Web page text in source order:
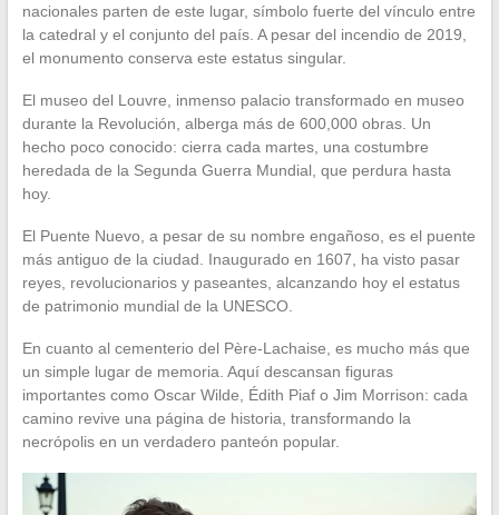
nacionales parten de este lugar, símbolo fuerte del vínculo entre
la catedral y el conjunto del país. A pesar del incendio de 2019,
el monumento conserva este estatus singular.
El museo del Louvre, inmenso palacio transformado en museo
durante la Revolución, alberga más de 600,000 obras. Un
hecho poco conocido: cierra cada martes, una costumbre
heredada de la Segunda Guerra Mundial, que perdura hasta
hoy.
El Puente Nuevo, a pesar de su nombre engañoso, es el puente
más antiguo de la ciudad. Inaugurado en 1607, ha visto pasar
reyes, revolucionarios y paseantes, alcanzando hoy el estatus
de patrimonio mundial de la UNESCO.
En cuanto al cementerio del Père-Lachaise, es mucho más que
un simple lugar de memoria. Aquí descansan figuras
importantes como Oscar Wilde, Édith Piaf o Jim Morrison: cada
camino revive una página de historia, transformando la
necrópolis en un verdadero panteón popular.